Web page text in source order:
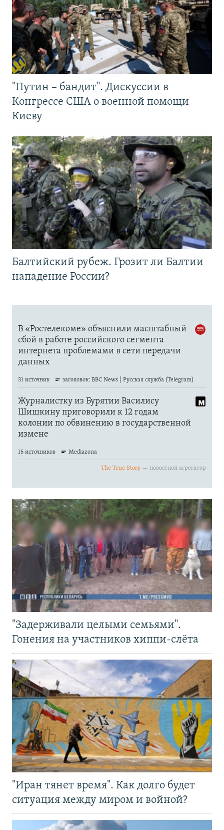
"Путин – бандит". Дискуссии в
Конгрессе США о военной помощи
Киеву
Балтийский рубеж. Грозит ли Балтии
нападение России?
"Задерживали целыми семьями".
Гонения на участников хиппи-слёта
"Иран тянет время". Как долго будет
ситуация между миром и войной?